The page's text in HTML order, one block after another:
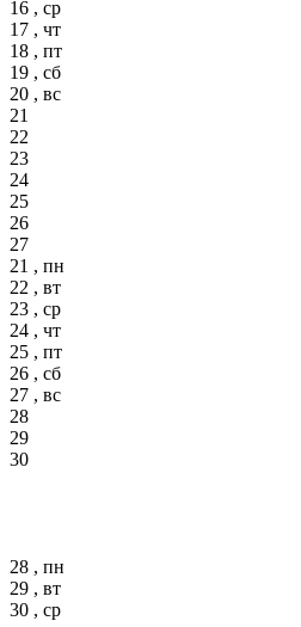
16 , ср
17 , чт
18 , пт
19 , сб
20 , вс
21
22
23
24
25
26
27
21 , пн
22 , вт
23 , ср
24 , чт
25 , пт
26 , сб
27 , вс
28
29
30
28 , пн
29 , вт
30 , ср